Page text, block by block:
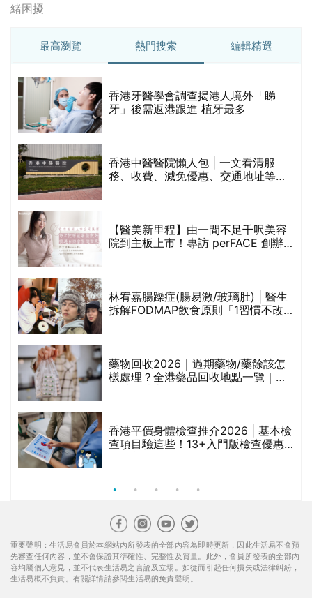
緒困擾
最高瀏覽 熱門搜索 編輯精選
香港牙醫學會調查揭港人境外「睇
牙」後需返港跟進 植牙最多
香港中醫醫院懶人包 | 一文看清服
務、收費、減免優惠、交通地址等
【醫美新里程】由一間不足千呎美容
院到主板上市！專訪 perFACE 創辦
林宥嘉腸躁症(腸易激/玻璃肚) | 醫生
拆解FODMAP飲食原則「1習慣不改
藥物回收2026｜過期藥物/藥餘該怎
樣處理？全港藥品回收地點一覽｜屈
香港平價身體檢查推介2026 | 基本檢
查項目驗這些！13+入門版檢查優惠
重要聲明：生活易會員於本網站內所發表的全部內容為即時更新，因此生活易不會預
先審查任何內容，並不會保證其準確性、完整性及質量。此外，會員所發表的全部內
容均屬個人意見，並不代表生活易之言論及立場。如從而引起任何損失或法律糾紛，
生活易概不負責。有關詳情請參閱生活易的免責聲明。